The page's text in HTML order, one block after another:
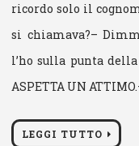
ricordo solo il
si chiamava?–
l’ho sulla punta
ASPETTA UN
LEGGI TUTTO